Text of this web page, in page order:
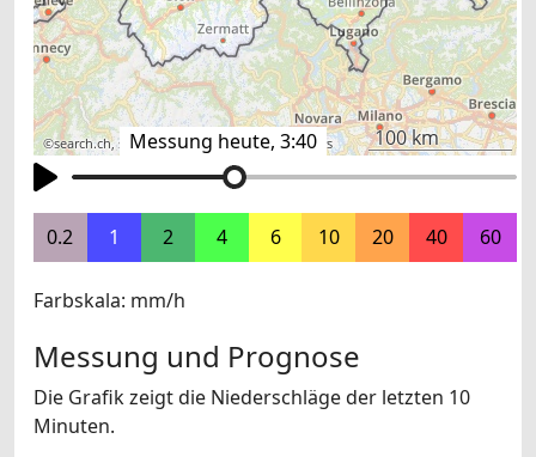
Messung heute, 3:40
©search.ch,swisstopo, OpenStreetMap,others 100 km
0.2 1 2 4 6 10 20 40 60
Farbskala: mm/h
Messung und Prognose
Die Grafik zeigt die Niederschläge der letzten 10
Minuten.